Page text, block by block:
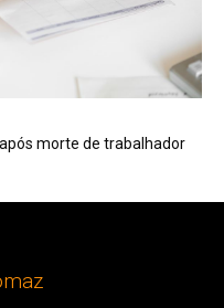
morte de trabalhador